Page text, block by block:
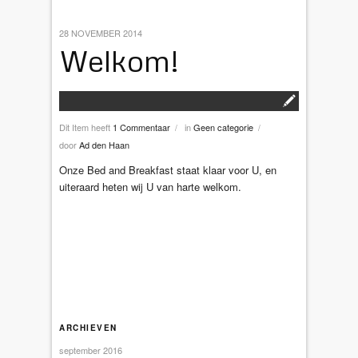
Welkom!
Dit Item heeft 1 Commentaar / inGeen categorie /
doorAd den Haan
28 NOVEMBER 2014
Onze Bed and Breakfast staat klaar voor U, en
uiteraard heten wij U van harte welkom.
ARCHIEVEN
september 2016